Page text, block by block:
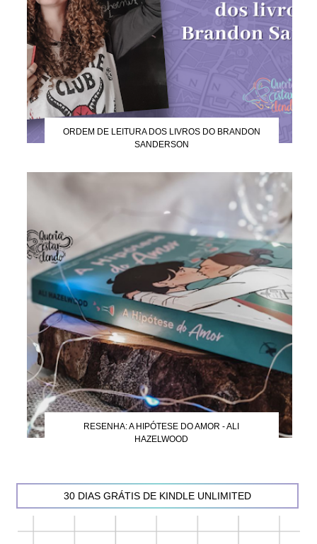
ORDEM DE LEITURA DOS LIVROS DO BRANDON
SANDERSON
RESENHA: A HIPÓTESE DO AMOR - ALI
HAZELWOOD
30 DIAS GRÁTIS DE KINDLE UNLIMITED